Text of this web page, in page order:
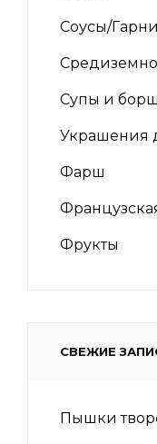
Соусы/
Супы и
Украшения
Фарш
Фрукты
СВЕЖИЕ
Пышки